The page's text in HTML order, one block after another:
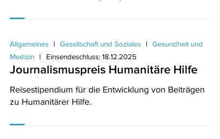
Allgemeines Gesellschaft und Soziales
Gesundheit und
Medizin
Einsendeschluss: 18.12.2025
Journalismuspreis Humanitäre Hilfe
Reisestipendium für die Entwicklung von Beiträgen
zu Humanitärer Hilfe.